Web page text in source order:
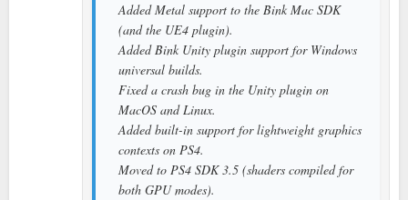
Added Metal support to the Bink Mac SDK
(and the UE4 plugin).
Added Bink Unity plugin support for Windows
universal builds.
Fixed a crash bug in the Unity plugin on
MacOS and Linux.
Added built-in support for lightweight graphics
contexts on PS4.
Moved to PS4 SDK 3.5 (shaders compiled for
both GPU modes).